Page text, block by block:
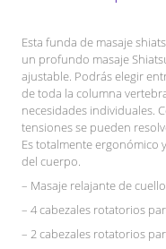
Esta funda de masaje
un profundo masaje
ajustable. Podrás elegir
de toda la columna
necesidades individuales.
tensiones se pueden
Es totalmente ergonómico
del cuerpo.
– Masaje relajante de
– 4 cabezales rotatorios
– 2 cabezales rotatorios